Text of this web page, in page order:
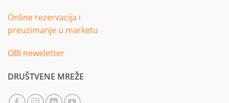
Online rezervacija i
preuzimanje u marketu
OBI neweletter
DRUŠTVENE MREŽE